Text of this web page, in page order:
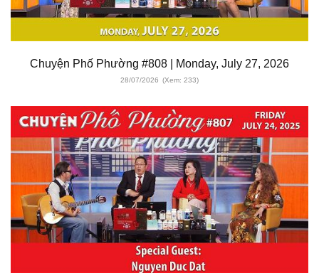
Chuyện Phố Phường #808 | Monday, July 27, 2026
28/07/2026 (Xem: 233)